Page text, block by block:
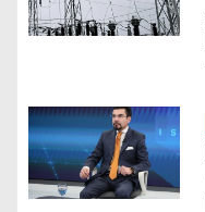
e
t
r